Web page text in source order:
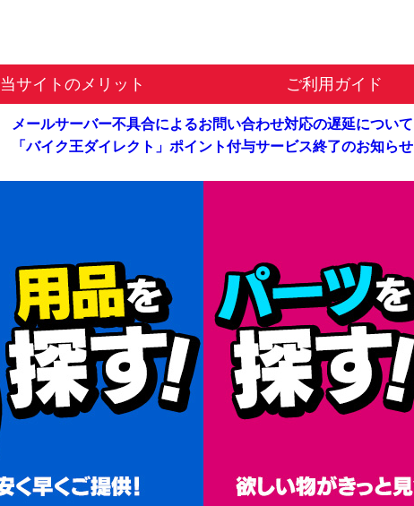
当サイトのメリット ご利用ガイド
メールサーバー不具合によるお問い合わせ対応の遅延について
「バイク王ダイレクト」 ポイント付与サービス終了のお知らせ